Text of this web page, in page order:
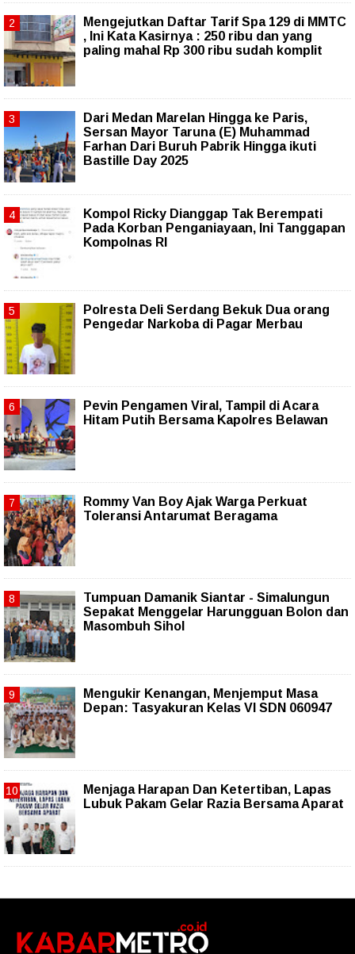
Mengejutkan Daftar Tarif Spa 129 di MMTC
, Ini Kata Kasirnya : 250 ribu dan yang
paling mahal Rp 300 ribu sudah komplit
‎Dari Medan Marelan Hingga ke Paris,
Sersan Mayor Taruna (E) Muhammad
Farhan Dari Buruh Pabrik Hingga ikuti
Bastille Day 2025
Kompol Ricky Dianggap Tak Berempati
Pada Korban Penganiayaan, Ini Tanggapan
Kompolnas RI
Polresta Deli Serdang Bekuk Dua orang
Pengedar Narkoba di Pagar Merbau
Pevin Pengamen Viral, Tampil di Acara
Hitam Putih Bersama Kapolres Belawan
Rommy Van Boy Ajak Warga Perkuat
Toleransi Antarumat Beragama
Tumpuan Damanik Siantar - Simalungun
Sepakat Menggelar Harungguan Bolon dan
Masombuh Sihol
Mengukir Kenangan, Menjemput Masa
Depan: Tasyakuran Kelas VI SDN 060947
Menjaga Harapan Dan Ketertiban, Lapas
Lubuk Pakam Gelar Razia Bersama Aparat